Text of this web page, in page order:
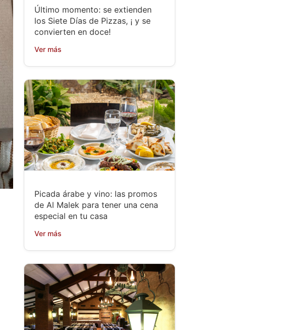
Último momento: se extienden
los Siete Días de Pizzas, ¡ y se
convierten en doce!
Ver más
Picada árabe y vino: las promos
de Al Malek para tener una cena
especial en tu casa
Ver más